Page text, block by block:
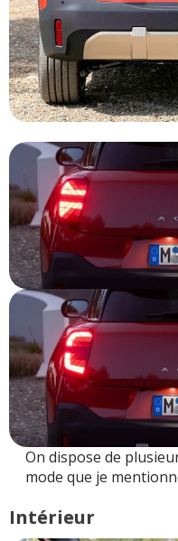
On dispose de
mode que je
Intérieur